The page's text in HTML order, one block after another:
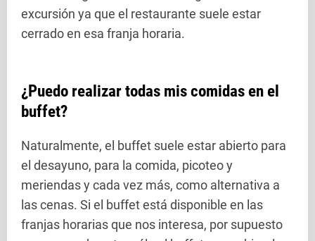
excursión ya que el restaurante suele estar
cerrado en esa franja horaria.
¿Puedo realizar todas mis comidas en el
buffet?
Naturalmente, el buffet suele estar abierto para
el desayuno, para la comida, picoteo y
meriendas y cada vez más, como alternativa a
las cenas. Si el buffet está disponible en las
franjas horarias que nos interesa, por supuesto